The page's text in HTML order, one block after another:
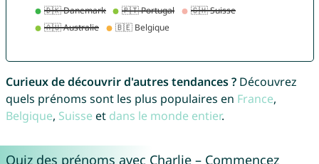
Curieux de découvrir d'autres tendances ?Découvrez
quels prénoms sont les plus populaires en France,
Belgique, Suisse et dans le monde entier.
Quiz des prénoms avec Charlie – Commencez